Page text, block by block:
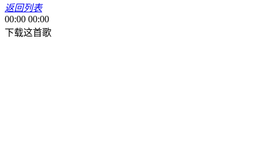
返回列表
00:00 00:00
下载这首歌